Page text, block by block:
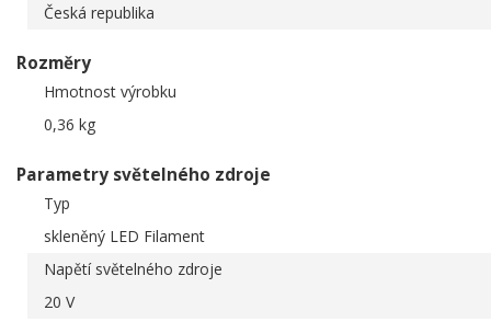
Česká republika
Rozměry
Hmotnost výrobku
0,36 kg
Parametry světelného zdroje
Typ
skleněný LED Filament
Napětí světelného zdroje
20 V